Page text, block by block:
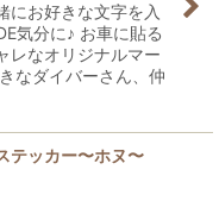
にお好きな文字を入
気分に♪ お車に貼る
レなオリジナルマー
なダイバーさん、仲
テッカー〜ホヌ〜